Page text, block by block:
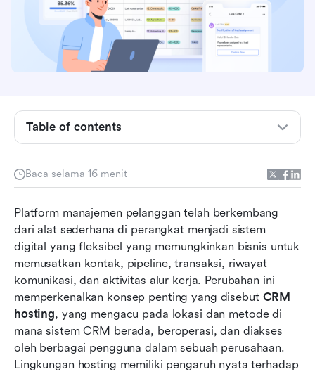
Baca selama 16 menit
Platform manajemen pelanggan telah berkembang
dari alat sederhana di perangkat menjadi sistem
digital yang fleksibel yang memungkinkan bisnis untuk
memusatkan kontak, pipeline, transaksi, riwayat
komunikasi, dan aktivitas alur kerja. Perubahan ini
memperkenalkan konsep penting yang disebut CRM
hosting, yang mengacu pada lokasi dan metode di
mana sistem CRM berada, beroperasi, dan diakses
oleh berbagai pengguna dalam sebuah perusahaan.
Lingkungan hosting memiliki pengaruh nyata terhadap
Table of contents
Jenis hosting CRM
CRM yang dihosting vs. CRM yang dihosting
sendiri: Perbedaan utama
Manfaat CRM yang dihosting sendiri
Temui Lark: Solusi modern untuk hosting CRM
Bagaimana memilih model hosting CRM yang
Keunggulan platform CRM modern yang
dihosting dibandingkan sistem lama yang
dihosting
Kesimpulan
FAQ
Bacaan terkait